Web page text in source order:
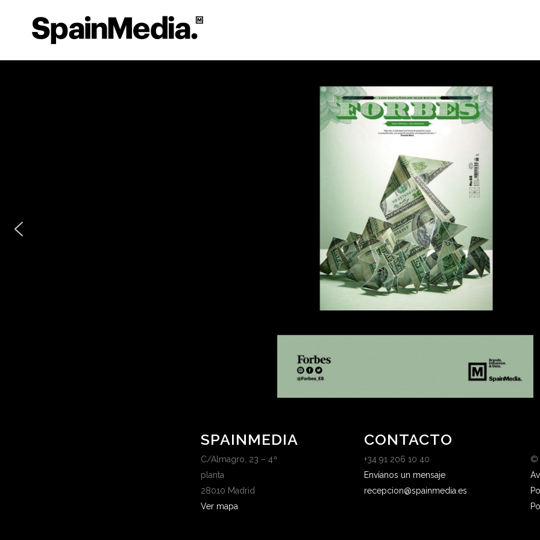
SPAINMEDIA
C/Almagro, 23 – 4ª
planta
28010 Madrid
Ver mapa
CONTACTO
+34 91 206 10 40
Envíanos un mensaje
recepcion@spainmedia.es
©